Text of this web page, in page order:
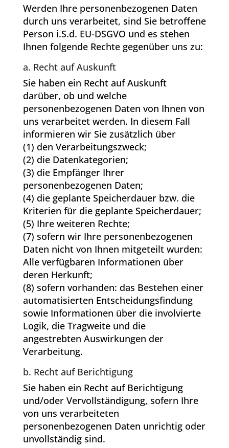
Werden Ihre personenbezogenen Daten
durch uns verarbeitet, sind Sie betroffene
Person i.S.d. EU-DSGVO und es stehen
Ihnen folgende Rechte gegenüber uns zu:
a. Recht auf Auskunft
Sie haben ein Recht auf Auskunft
darüber, ob und welche
personenbezogenen Daten von Ihnen von
uns verarbeitet werden. In diesem Fall
informieren wir Sie zusätzlich über
(1) den Verarbeitungszweck;
(2) die Datenkategorien;
(3) die Empfänger Ihrer
personenbezogenen Daten;
(4) die geplante Speicherdauer bzw. die
Kriterien für die geplante Speicherdauer;
(5) Ihre weiteren Rechte;
(7) sofern wir Ihre personenbezogenen
Daten nicht von Ihnen mitgeteilt wurden:
Alle verfügbaren Informationen über
deren Herkunft;
(8) sofern vorhanden: das Bestehen einer
automatisierten Entscheidungsfindung
sowie Informationen über die involvierte
Logik, die Tragweite und die
angestrebten Auswirkungen der
Verarbeitung.
b. Recht auf Berichtigung
Sie haben ein Recht auf Berichtigung
und/oder Vervollständigung, sofern Ihre
von uns verarbeiteten
personenbezogenen Daten unrichtig oder
unvollständig sind.